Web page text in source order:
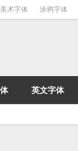
美术字体 涂鸦字体
英文字体